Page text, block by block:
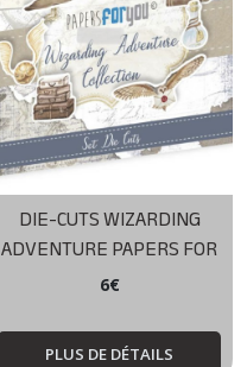
DIE-CUTS WIZARDING
ADVENTURE PAPERS FOR
YOU
6€
PLUS DE DÉTAILS